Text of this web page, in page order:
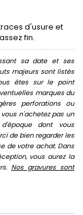
d'usure et
fin.
sa date et ses
majeurs sont listés
êtes sur le point
marques du
perforations ou
n'achetez pas un
dont vous
de bien regarder les
de votre achat. Dans
vous aurez la
Nos gravures sont